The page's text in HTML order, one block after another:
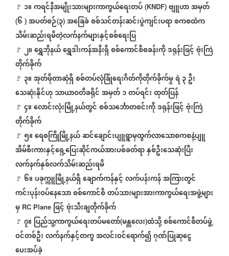
🚩 ၁။ကရင်နီအမျိုးသားများကာကွယ်ရေးတပ် (KNDF) ဗျူဟာအမှတ်
(၆ ) အပတ်စဉ်(၃) အခြေခံစစ်သင်တန်းဆင်းပွဲကျင်းပရာစကစထံက
သိမ်းဆည်းရမိတဲ့လက်နက်များနှင့်စစ်ရေးပြ
🚩 ၂။ရွှေဘိုနယ်ရွှေဒါးကန်အနီးရှိစစ်ကောင်စီစခန်းကိုဒရုန်းဖြင့်ဗုံးကြဲ
တိုက်ခိုက်
🚩 ၃။အုတ်ဖိုတာဆုံရှိစစ်တပ်လုံခြုံရေးဂိတ်ကိုတိုက်ခိုက်မှုရဲ၃ဦး
သေဆုံးနိုင်ဟုသာယာဝတီခရိုင်အမှတ်၁တပ်ရင်းထုတ်ပြန်
🚩 ၄။လောင်းလုံးမြို့နယ်တွင်စစ်သင်္ဘောတစင်းကိုဒရုန်းဖြင့်ဗုံးကြဲ
တိုက်ခိုက်
🚩 ၅။ရေစကြိုမြို့နယ်ဆင်ချောင်းပျူရွာမှထွက်လာသောစကစနဲ့ပျူ
အိမ်စီးကားနှင့်ရှေ့ပြေးဆိုင်ကယ်အားပစ်ခတ်ရာနှစ်ဦးသေဆုံးပြီး
လက်နက်နှစ်လက်သိမ်းဆည်းရမိ
🚩 ၆။ပခုက္ကူမြို့နယ်ရှိချောက်ကန်နှင့်လက်ပန်းကန်အကြားတွင်
ကင်းပုန်းဝပ်နေသောစစ်ကောင်စီတပ်သားများအားကာကွယ်ရေးအဖွဲ့များ
မှ RC Plane ဖြင့်ဗုံးသီးချတိုက်ခိုက်
🚩 ၇။ ပြည်သူ့ကာကွယ်ရေးတပ်မတော်(မန္တလေး)ထံသို့စစ်ကောင်စီတပ်ဖွဲ့
ဝင်တစ်ဦးလက်နက်နှင့်တကွအလင်းဝင်ရောက်၍ဂုဏ်ပြုဆုငွေ
ပေးအပ်ခဲ့